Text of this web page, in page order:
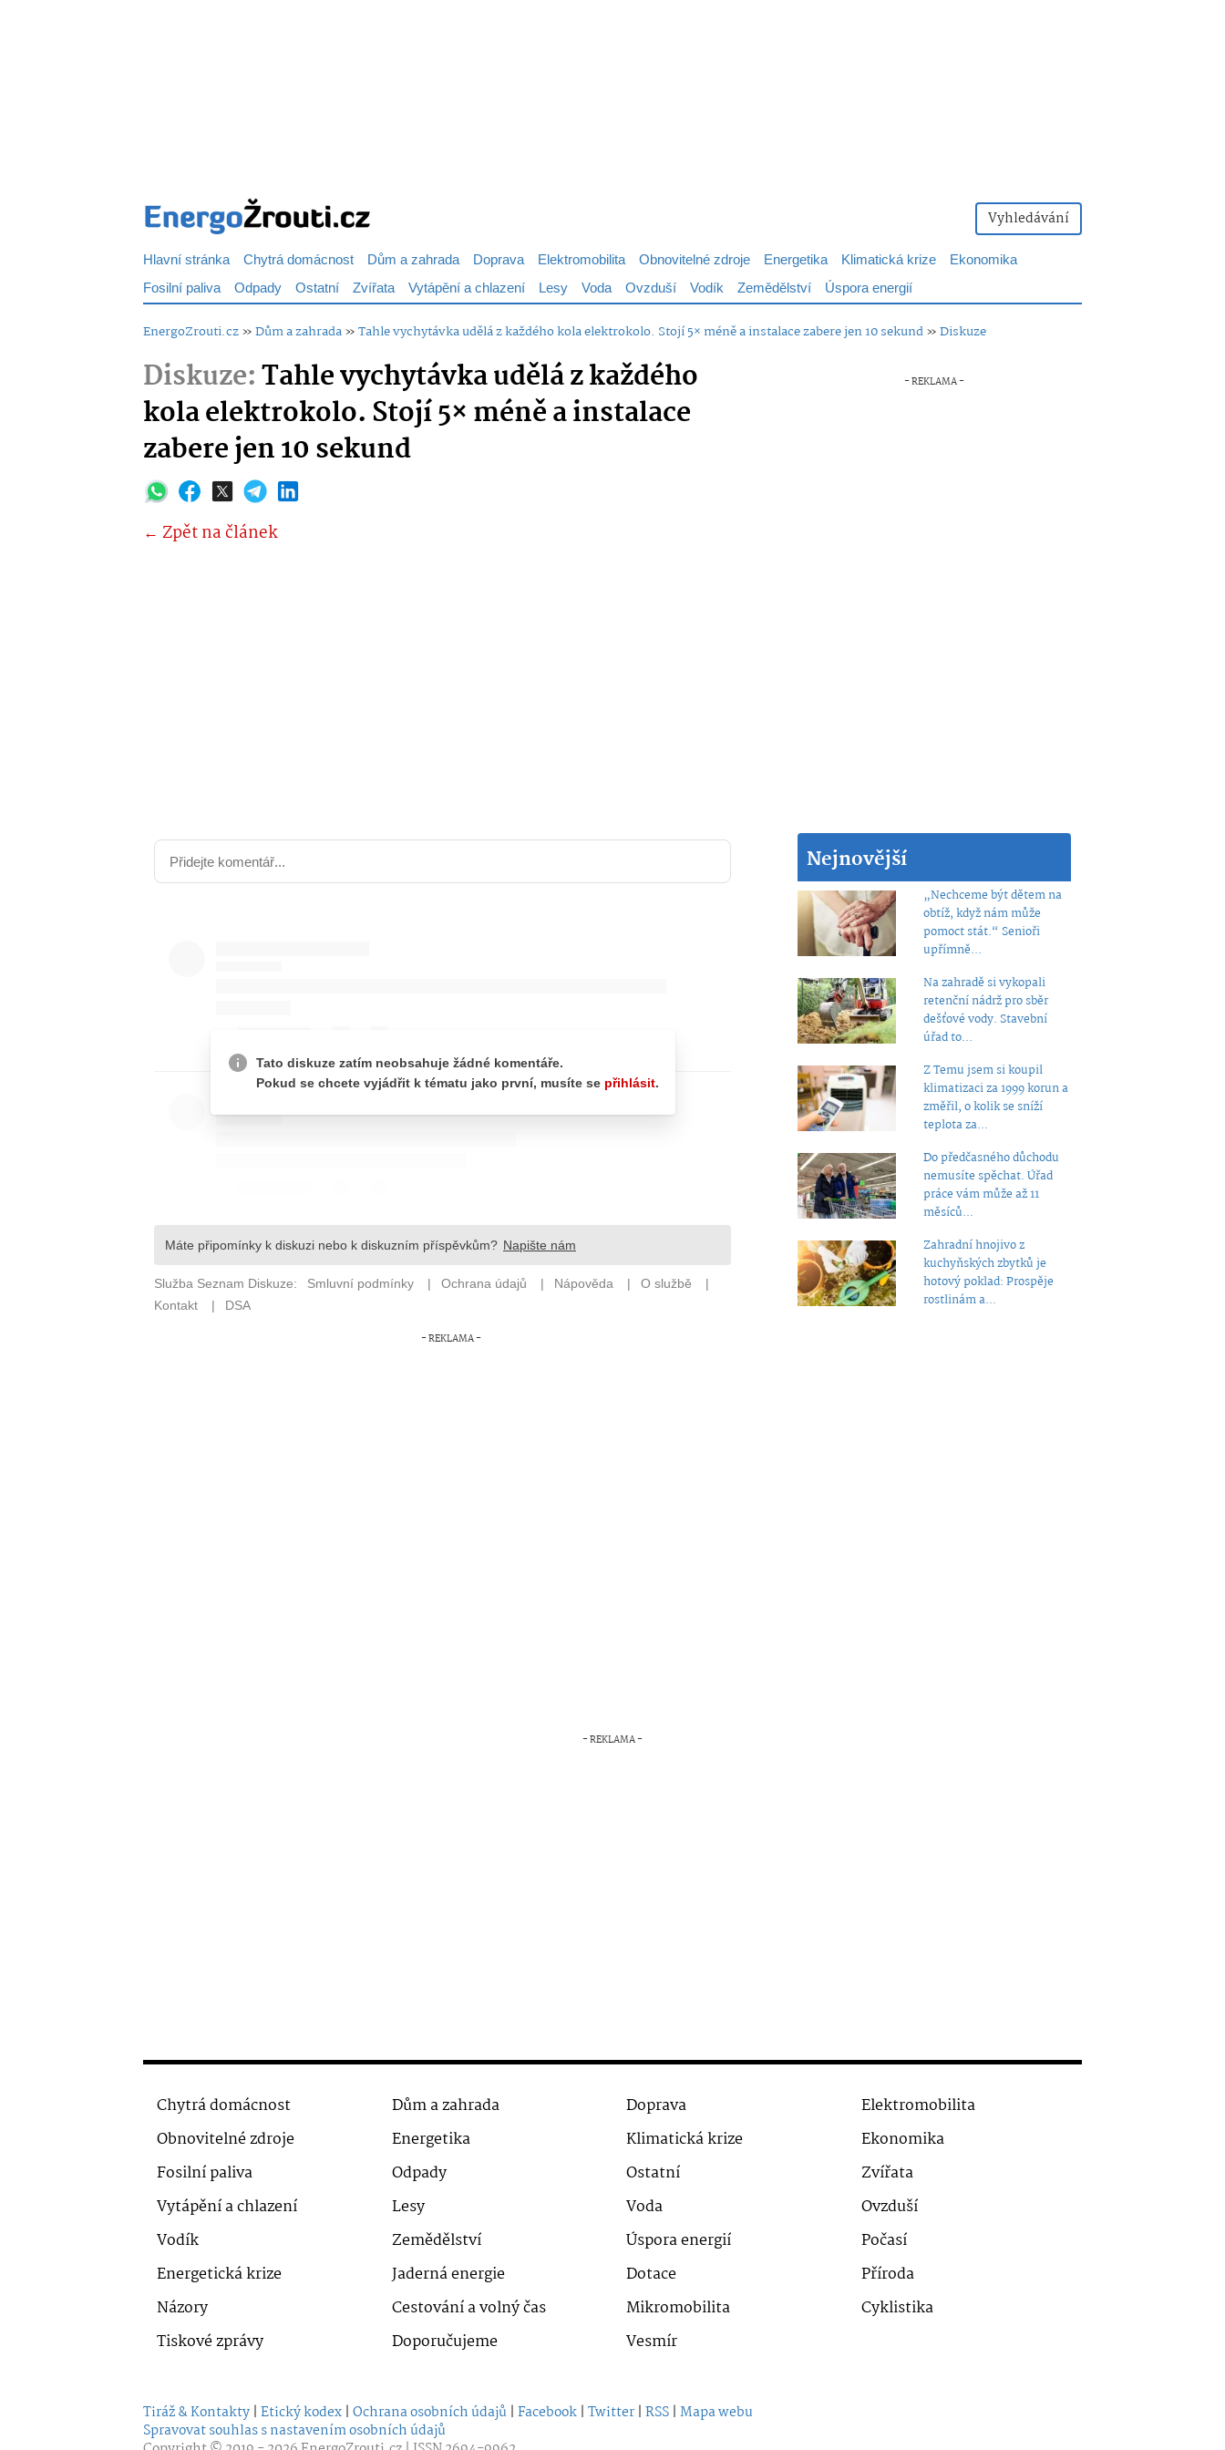
Vyhledávání
Hlavní stránka Chytrá domácnost Dům a zahrada Doprava Elektromobilita Obnovitelné zdroje Energetika Klimatická krize
Ekonomika
Fosilní paliva Odpady Ostatní Zvířata Vytápění a chlazení Lesy Voda Ovzduší Vodík Zemědělství Úspora energií
EnergoZrouti.cz»Dům a zahrada»Tahle vychytávka udělá z každého kola elektrokolo. Stojí 5× méně a instalace zabere jen 10 sekund»Diskuze
Diskuze:Tahle vychytávka udělá z každého
kola elektrokolo. Stojí 5× méně a instalace
zabere jen 10 sekund
← Zpět na článek
Nejnovější
„Nechceme být dětem na
obtíž, když nám může
pomoct stát.“ Senioři
upřímně...
Na zahradě si vykopali
retenční nádrž pro sběr
dešťové vody. Stavební
úřad to...
Z Temu jsem si koupil
klimatizaci za 1999 korun a
změřil, o kolik se sníží
teplota za...
Do předčasného důchodu
nemusíte spěchat. Úřad
práce vám může až 11
měsíců...
Zahradní hnojivo z
kuchyňských zbytků je
hotový poklad: Prospěje
rostlinám a...
Chytrá domácnost Dům a zahrada Doprava
Elektromobilita
Obnovitelné zdroje
Energetika Klimatická krize
Ekonomika
Fosilní paliva
Odpady Ostatní
Zvířata
Vytápění a chlazení
Lesy Voda
Ovzduší
Vodík
Zemědělství Úspora energií
Počasí
Energetická krize
Jaderná energie Dotace
Příroda
Názory
Cestování a volný čas Mikromobilita
Cyklistika
Tiskové zprávy
Doporučujeme Vesmír
Tiráž & Kontakty | Etický kodex | Ochrana osobních údajů | Facebook | Twitter | RSS | Mapa webu
Spravovat souhlas s nastavením osobních údajů